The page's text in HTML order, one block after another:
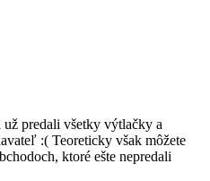
predali všetky výtlačky a
:( Teoreticky však môžete
ktoré ešte nepredali